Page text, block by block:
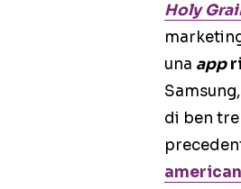
Holy
una app
di ben